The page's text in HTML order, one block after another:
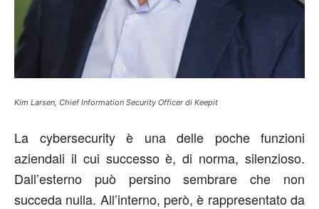
Kim Larsen, Chief Information Security Officer di Keepit
La cybersecurity è una delle poche funzioni
aziendali il cui successo è, di norma, silenzioso.
Dall’esterno può persino sembrare che non
succeda nulla. All’interno, però, è rappresentato da